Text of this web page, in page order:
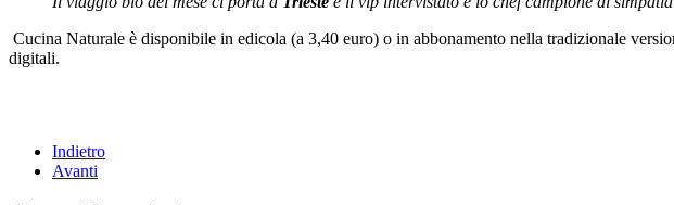
Cucina Naturale è disponibile in edicola (a 3,40 euro) o in abbonamento nella tradizionale
digitali.
Indietro
Avanti